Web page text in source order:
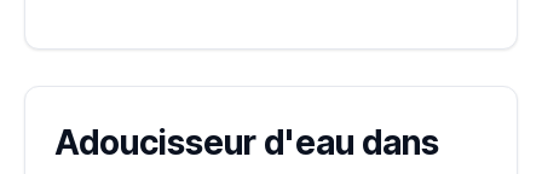
Adoucisseur d'eau dans